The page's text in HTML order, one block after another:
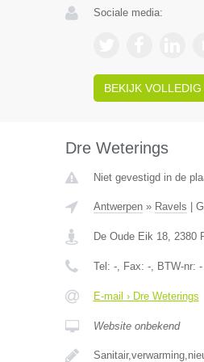
Sociale media:
BEKIJK VOLLEDIG
Dre Weterings
Niet gevestigd in de
Antwerpen» Ravels
De Oude Eik 18, 2380
Tel: -, Fax: -, BTW-nr: -
E-mail › Dre Weterings
Website onbekend